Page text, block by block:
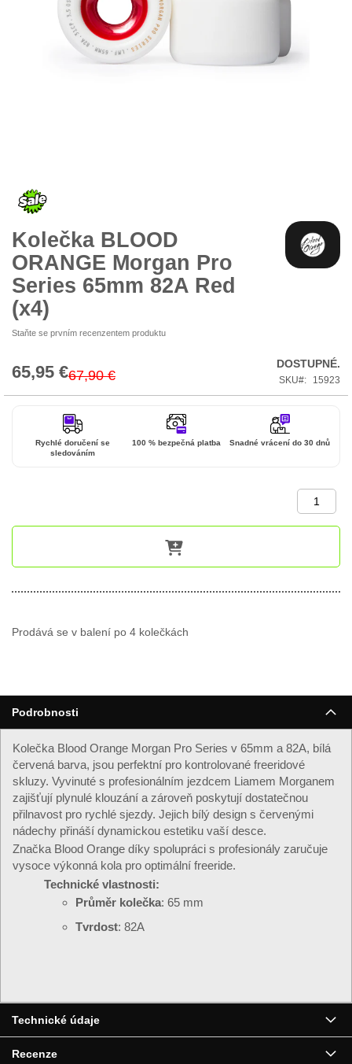
galerie
Kolečka BLOOD
ORANGE Morgan Pro
Series 65mm 82A Red
(x4)
Staňte se prvním recenzentem produktu
Special
65,95 €67,90 €
DOSTUPNÉ.
SKU 15923
Rychlé doručení se
sledováním
100 % bezpečná platba Snadné vrácení do 30 dnů
Prodává se v balení po 4 kolečkách
Podrobnosti
Kolečka Blood Orange Morgan Pro Series v 65mm a 82A, bílá
červená barva, jsou perfektní pro kontrolované freeridové
skluzy. Vyvinuté s profesionálním jezdcem Liamem Morganem
zajišťují plynulé klouzání a zároveň poskytují dostatečnou
přilnavost pro rychlé sjezdy. Jejich bílý design s červenými
nádechy přináší dynamickou estetiku vaší desce.
Značka Blood Orange díky spolupráci s profesionály zaručuje
vysoce výkonná kola pro optimální freeride.
Technické vlastnosti:
Průměr kolečka: 65 mm
Tvrdost: 82A
Technické údaje
Recenze